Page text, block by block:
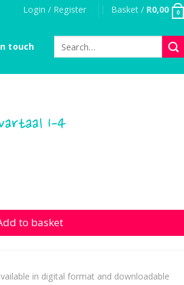
Login / Register Basket / R0,00 0
touch
for:
1-4
1-4 quantity
to basket
in digital format and downloadable